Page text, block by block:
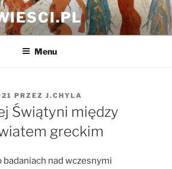
Menu
PRZEZ J.CHYLA
Świątyni między
greckim
nad wczesnymi